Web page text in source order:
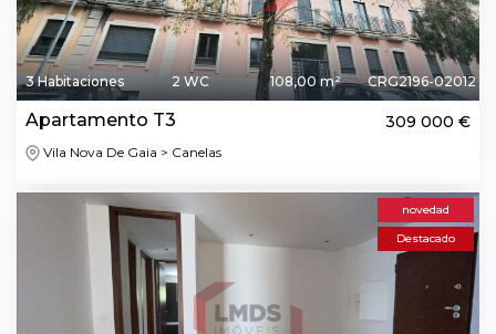
3 Habitaciones 2 WC 108,00 m² CRG2196-02012
Apartamento T3 309 000 €
Vila Nova De Gaia > Canelas
novedad
Destacado